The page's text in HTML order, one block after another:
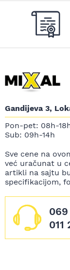
Gandijeva 3,
Pon-pet: 08h-
Sub: 09h-14h
Sve cene na
već uračunat u
artikli na sajtu
specifikacijom,
069
011